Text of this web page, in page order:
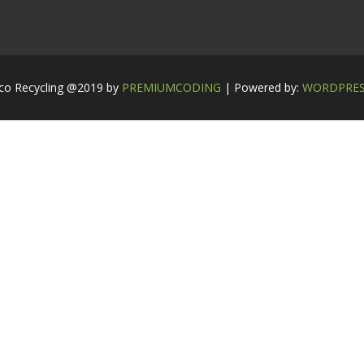
Recycling @2019 by PREMIUMCODING | Powered by: